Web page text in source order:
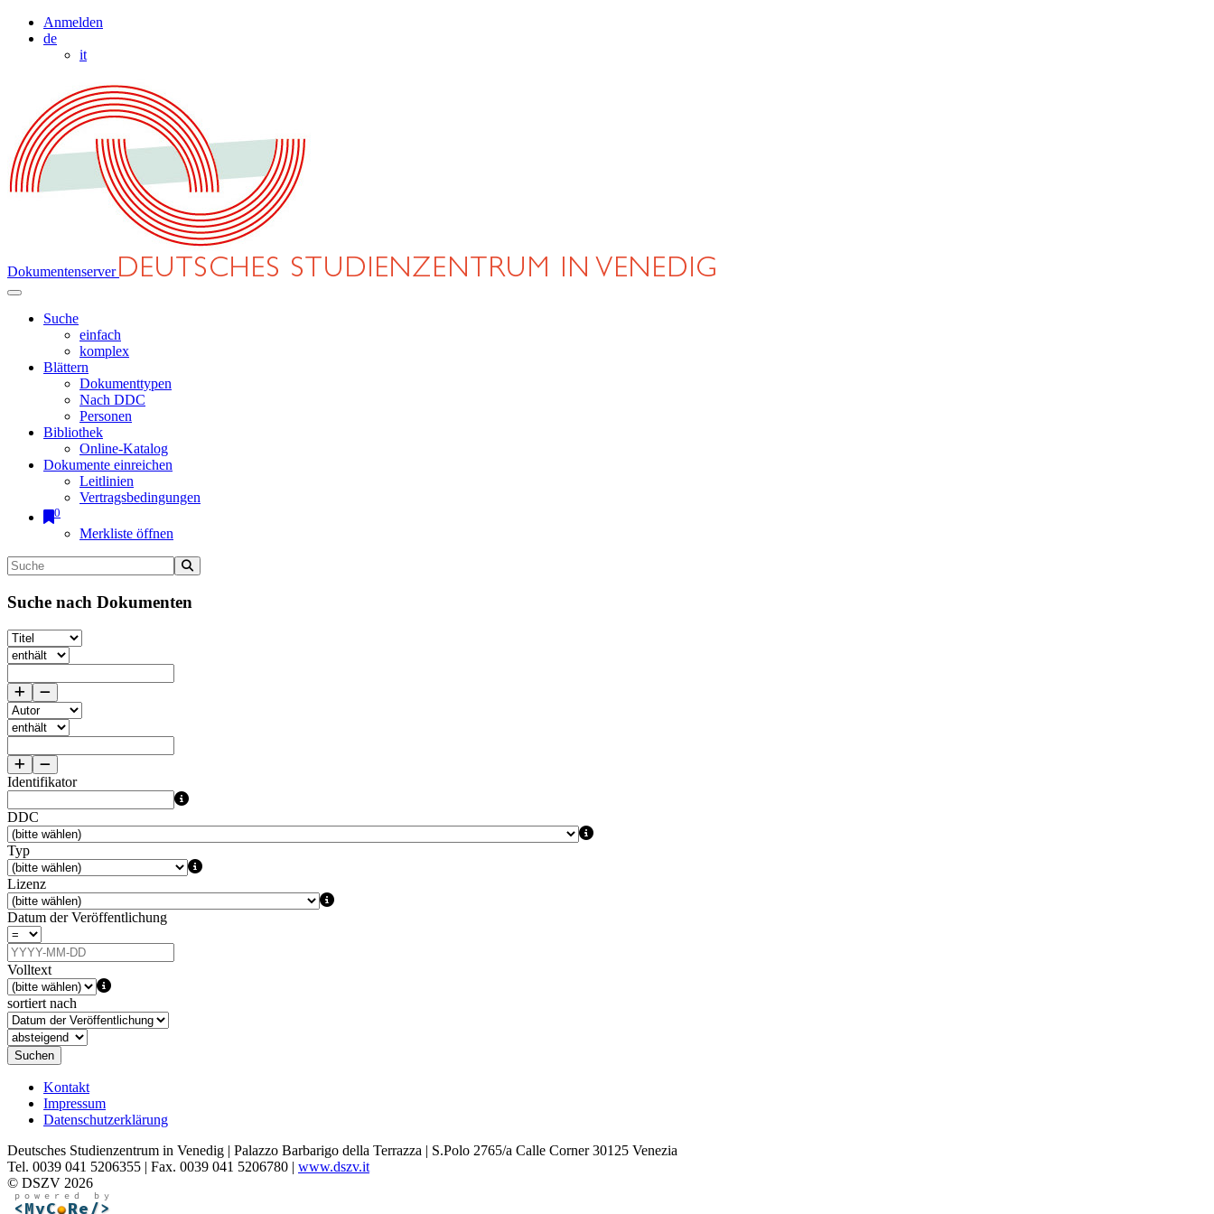
Anmelden
de
it
Dokumentenserver
Suche
einfach
komplex
Blättern
Dokumenttypen
Nach DDC
Personen
Bibliothek
Online-Katalog
Dokumente einreichen
Leitlinien
Vertragsbedingungen
0
Merkliste öffnen
Suche nach Dokumenten
Identifikator
DDC
Typ
Lizenz
Datum der Veröffentlichung
Volltext
sortiert nach
Suchen
Kontakt
Impressum
Datenschutzerklärung
Deutsches Studienzentrum in Venedig | Palazzo Barbarigo della Terrazza | S.Polo 2765/a Calle Corner 30125 Venezia
Tel. 0039 041 5206355 | Fax. 0039 041 5206780 | www.dszv.it
© DSZV 2026